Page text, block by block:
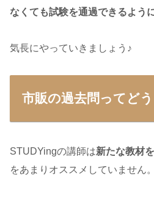
なくても試験を通過できるよう
気長にやっていきましょう♪
市販の過去問ってどう
STUDYingの講師は新たな教材
をあまりオススメしていません。